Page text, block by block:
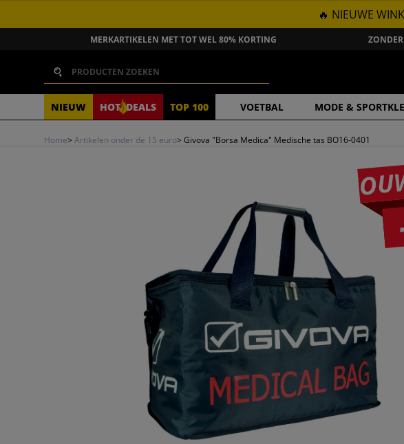
GA NAAR INHOUD
🔥 NIEUWE
MERKARTIKELEN MET TOT WEL 80% KORTING
NIEUW HOT DEALS TOP 100 VOETBAL MODE &
Zoeken
Home> Artikelen onder de 15 euro> Givova "Borsa Medica" Medische tas BO16-0401